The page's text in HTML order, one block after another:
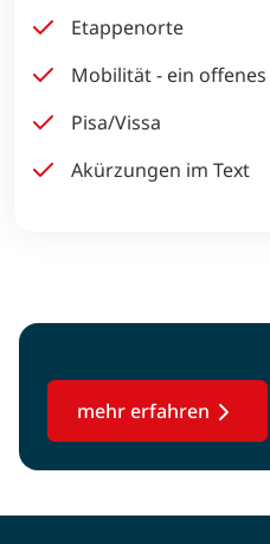
Etappenorte
Mobilität - ein
Pisa/Vissa
Akürzungen im Text
mehr erfahren